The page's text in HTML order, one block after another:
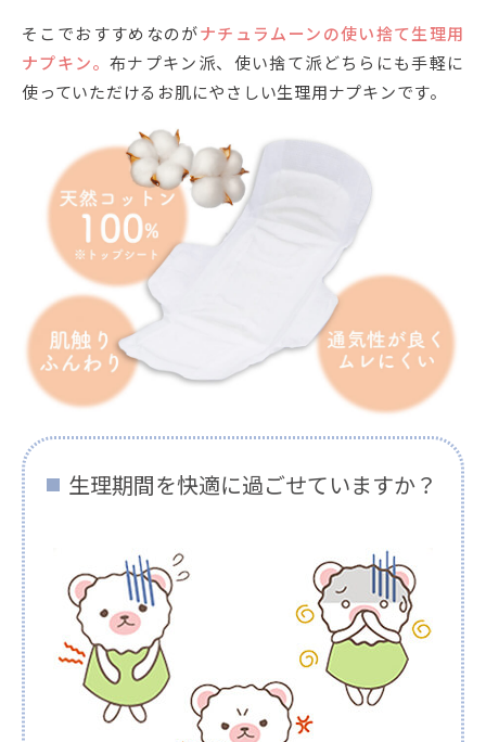
そこでおすすめなのがナチュラムーンの使い捨て生理用
ナプキン。 布ナプキン派、使い捨て派どちらにも手軽に
使っていただけるお肌にやさしい生理用ナプキンです。
生理期間を快適に過ごせていますか？